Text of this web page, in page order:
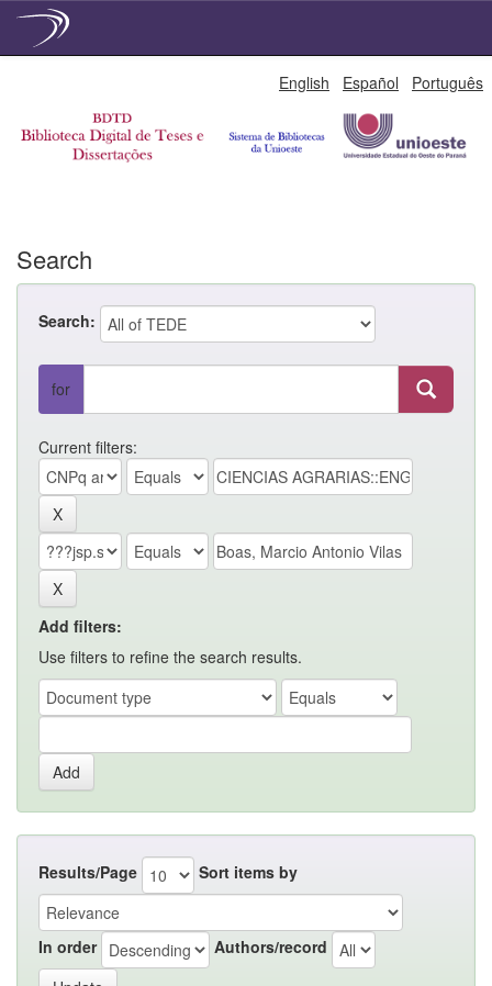
English Español Português
Search
Search:
for
Current filters:
Add filters:
Use filters to refine the search results.
Results/Page Sort items by
In order Authors/record